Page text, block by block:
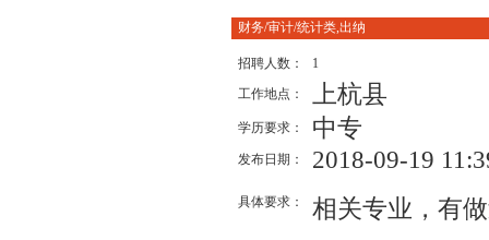
财务/审计/统计类,出纳
招聘人数：
1
工作地点：
上杭县
学历要求： 中专
发布日期： 2018-09-19
具体要求： 相关专业，有